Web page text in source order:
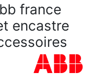
france
encastre